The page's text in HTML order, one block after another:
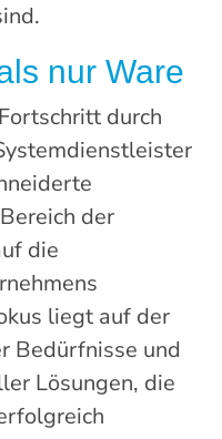
nur Ware
durch
der
die
liegt auf der
Bedürfnisse und
Lösungen, die